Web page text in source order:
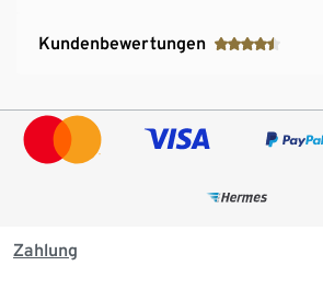
Kundenbewertungen
Zahlung